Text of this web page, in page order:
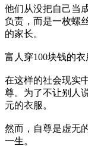
他们从没把自己当
负责，而是一枚螺
的家长。
富人穿100块钱的
在这样的社会现实
尊。为了不让别人
元的衣服。
然而，自尊是虚无
一生。